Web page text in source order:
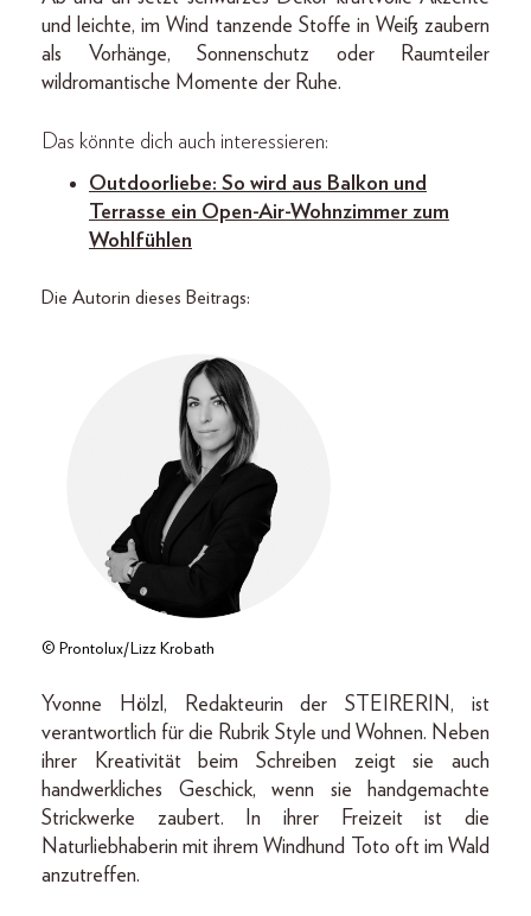
und leichte, im Wind tanzende Stoffe in Weiß zaubern
als Vorhänge, Sonnenschutz oder Raumteiler
wildromantische Momente der Ruhe.
Das könnte dich auch interessieren:
Outdoorliebe: So wird aus Balkon und
Terrasse ein Open-Air-Wohnzimmer zum
Wohlfühlen
Die Autorin dieses Beitrags:
© Prontolux/Lizz Krobath
Yvonne Hölzl, Redakteurin der STEIRERIN, ist
verantwortlich für die Rubrik Style und Wohnen. Neben
ihrer Kreativität beim Schreiben zeigt sie auch
handwerkliches Geschick, wenn sie handgemachte
Strickwerke zaubert. In ihrer Freizeit ist die
Naturliebhaberin mit ihrem Windhund Toto oft im Wald
anzutreffen.